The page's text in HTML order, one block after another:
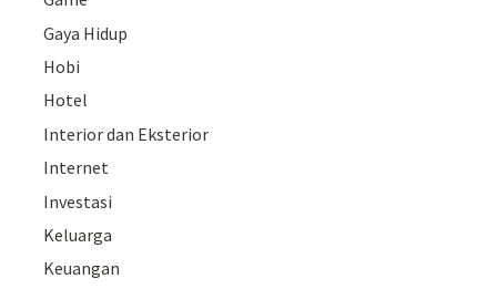
Gaya Hidup
Hobi
Hotel
Interior dan Eksterior
Internet
Investasi
Keluarga
Keuangan